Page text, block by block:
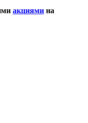
акциями на